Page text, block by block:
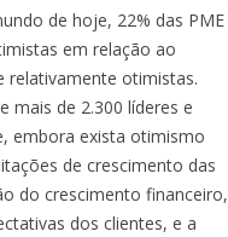
de hoje, 22% das PME
em relação ao
relativamente otimistas.
mais de 2.300 líderes e
embora exista otimismo
de crescimento das
do crescimento financeiro,
dos clientes, e a